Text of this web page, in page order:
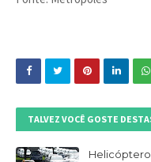
TALVEZ VOCÊ GOSTE